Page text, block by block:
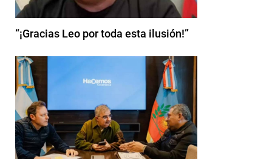
“¡Gracias Leo por toda esta ilusión!”